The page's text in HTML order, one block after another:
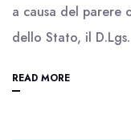
a causa del parere
dello Stato, il
READ MORE